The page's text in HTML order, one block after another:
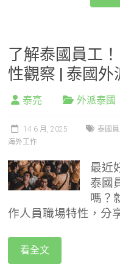
了解泰國員工
性觀察 | 泰國
泰亮 外派泰國
14 6 月, 2025 泰國
海外工作
最近
泰國
嗎？
作人員職場特性，分
看全文